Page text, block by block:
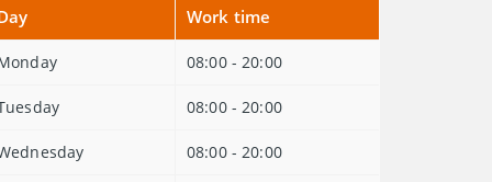
Work time
08:00 - 20:00
08:00 - 20:00
08:00 - 20:00